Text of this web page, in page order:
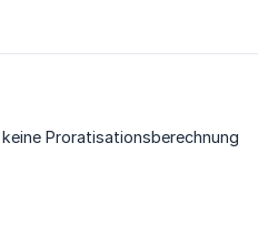
Proratisationsberechnung